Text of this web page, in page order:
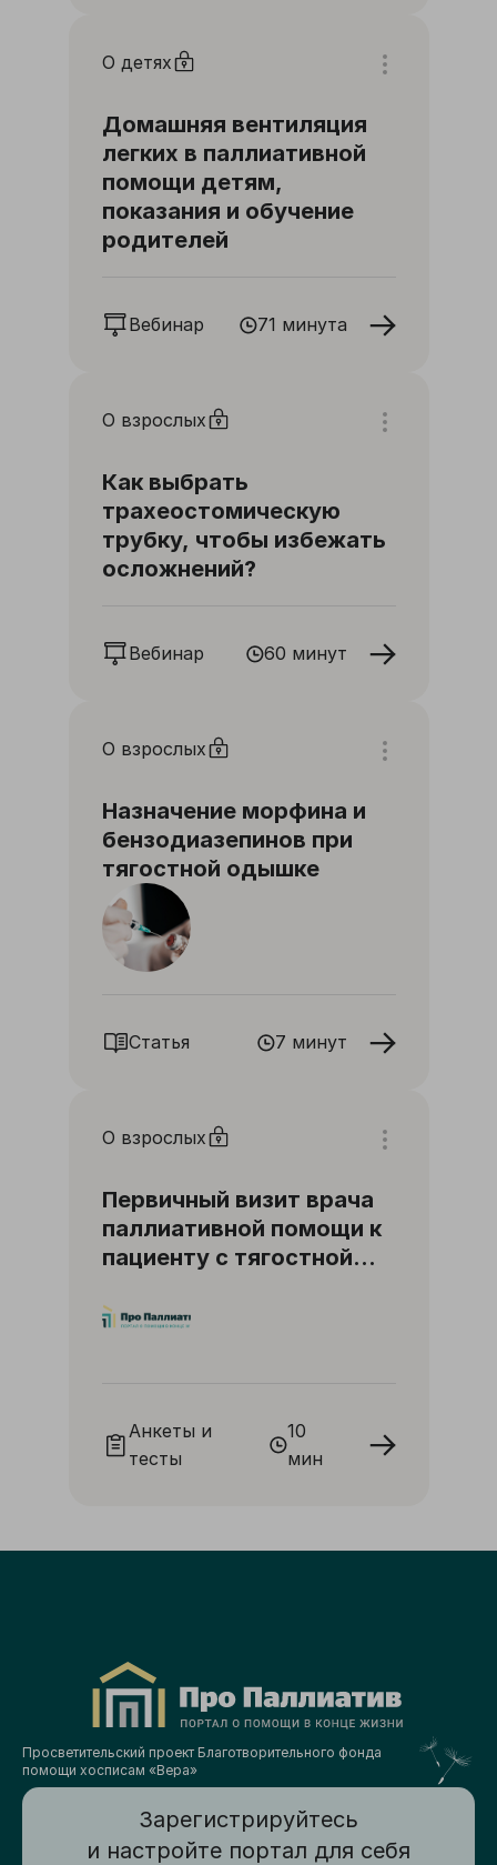
О детях
Домашняя вентиляция
легких в паллиативной
помощи детям,
показания и обучение
родителей
Вебинар 71 минута
О взрослых
Как выбрать
трахеостомическую
трубку, чтобы избежать
осложнений?
Вебинар 60 минут
О взрослых
Назначение морфина и
бензодиазепинов при
тягостной одышке
Статья 7 минут
О взрослых
Первичный визит врача
паллиативной помощи к
пациенту с тягостной
Анкеты и
тесты
10
мин
Просветительский проект Благотворительного фонда
помощи хосписам «Вера»
Зарегистрируйтесь
и настройте портал для себя